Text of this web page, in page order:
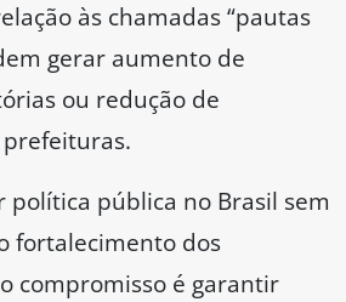
às chamadas “pautas
gerar aumento de
ou redução de
política pública no Brasil sem
fortalecimento dos
compromisso é garantir